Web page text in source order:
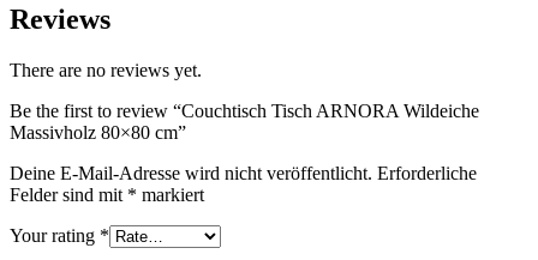
Reviews
There are no reviews yet.
Be the first to review “Couchtisch Tisch ARNORA Wildeiche
Massivholz 80×80 cm”
Deine E-Mail-Adresse wird nicht veröffentlicht. Erforderliche
Felder sind mit * markiert
Your rating *